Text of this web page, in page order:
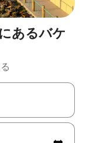
あるバケ
を使って移動するか